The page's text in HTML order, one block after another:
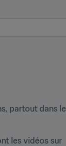
partout dans le
les vidéos sur